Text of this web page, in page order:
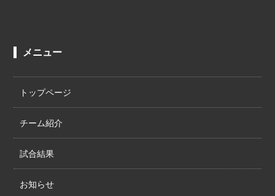
メニュー
トップページ
チーム紹介
試合結果
お知らせ